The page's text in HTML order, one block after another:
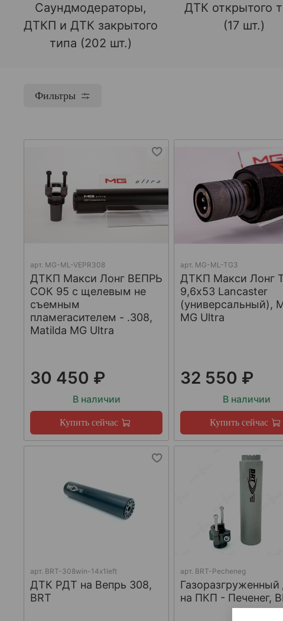
Саундмодераторы,
ДТКП и ДТК закрытого
типа (202 шт.)
ДТК открытого
(17 шт.)
Фильтры
арт. МG-ML-VEPR308
ДТКП Макси Лонг ВЕПРЬ
СОК 95 с щелевым не
съемным
пламегасителем - .308,
Matilda MG Ultra
30 450 ₽
В наличии
Купить сейчас
арт. MG-ML-TG3
ДТКП Макси Лонг
9,6x53 Lancaster
(универсальный),
MG Ultra
32 550 ₽
В наличии
Купить сейчас
арт. BRT-308win-14х1left
ДТК РДТ на Вепрь 308,
BRT
арт. BRT-Pecheneg
на ПКП - Печенег,